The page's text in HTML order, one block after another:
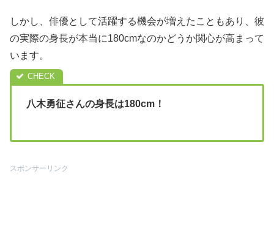
しかし、俳優として活躍する機会が増えたこともあり、彼
の実際の身長が本当に180cmなのかどうか関心が高まって
います。
八木勇征さんの身長は180cm！
スポンサーリンク